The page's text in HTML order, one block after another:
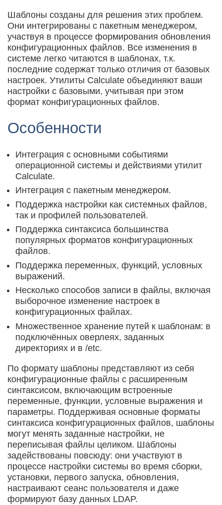
Шаблоны созданы для решения этих проблем.
Они интегрированы с пакетным менеджером,
участвуя в процессе формирования обновления
конфигурационных файлов. Все изменения в
системе легко читаются в шаблонах, т.к.
последние содержат только отличия от базовых
настроек. Утилиты Calculate объединяют ваши
настройки с базовыми, учитывая при этом
формат конфигурационных файлов.
Особенности
Интеграция с основными событиями
операционной системы и действиями утилит
Calculate.
Интеграция с пакетным менеджером.
Поддержка настройки как системных файлов,
так и профилей пользователей.
Поддержка синтаксиса большинства
популярных форматов конфигурационных
файлов.
Поддержка переменных, функций, условных
выражений.
Несколько способов записи в файлы, включая
выборочное изменение настроек в
конфигурационных файлах.
Множественное хранение путей к шаблонам: в
подключённых оверлеях, заданных
директориях и в /etc.
По формату шаблоны представляют из себя
конфигурационные файлы с расширенным
синтаксисом, включающим встроенные
переменные, функции, условные выражения и
параметры. Поддерживая основные форматы
синтаксиса конфигурационных файлов, шаблоны
могут менять заданные настройки, не
переписывая файлы целиком. Шаблоны
задействованы повсюду: они участвуют в
процессе настройки системы во время сборки,
установки, первого запуска, обновления,
настраивают сеанс пользователя и даже
формируют базу данных LDAP.